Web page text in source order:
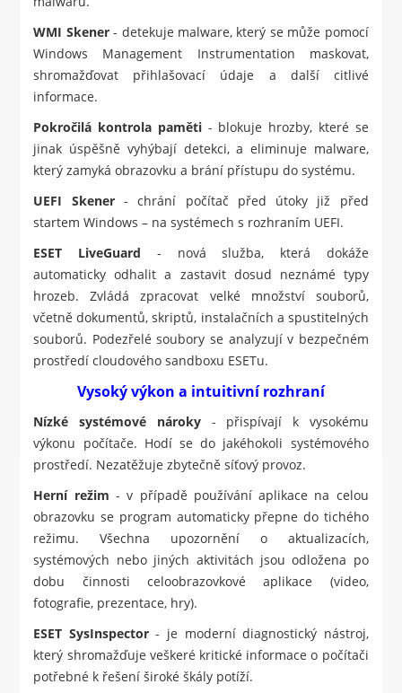
WMI Skener- detekuje malware, který se může pomocí
Windows Management Instrumentation maskovat,
shromažďovat přihlašovací údaje a další citlivé
informace.
Pokročilá kontrola paměti- blokuje hrozby, které se
jinak úspěšně vyhýbají detekci, a eliminuje malware,
který zamyká obrazovku a brání přístupu do systému.
UEFI Skener- chrání počítač před útoky již před
startem Windows – na systémech s rozhraním UEFI.
ESET LiveGuard - nová služba, která dokáže
automaticky odhalit a zastavit dosud neznámé typy
hrozeb. Zvládá zpracovat velké množství souborů,
včetně dokumentů, skriptů, instalačních a spustitelných
souborů. Podezřelé soubory se analyzují v bezpečném
prostředí cloudového sandboxu ESETu.
Vysoký výkon a intuitivní rozhraní
Nízké systémové nároky- přispívají k vysokému
výkonu počítače. Hodí se do jakéhokoli systémového
prostředí. Nezatěžuje zbytečně síťový provoz.
Herní režim - v případě používání aplikace na celou
obrazovku se program automaticky přepne do tichého
režimu. Všechna upozornění o aktualizacích,
systémových nebo jiných aktivitách jsou odložena po
dobu činnosti celoobrazovkové aplikace (video,
fotografie, prezentace, hry).
ESET SysInspector- je moderní diagnostický nástroj,
který shromažďuje veškeré kritické informace o počítači
potřebné k řešení široké škály potíží.